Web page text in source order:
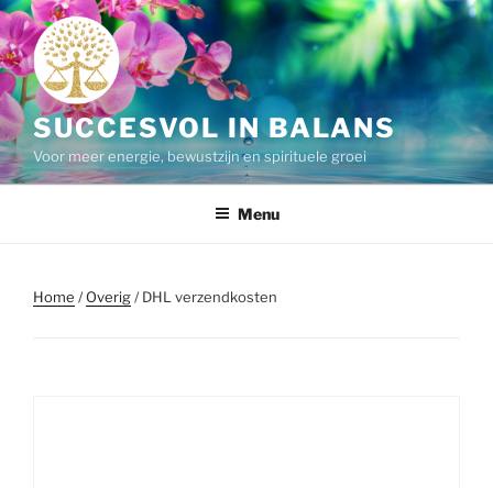
Ga
naar
de
inhoud
SUCCESVOL IN BALANS
Voor meer energie, bewustzijn en spirituele groei
Menu
Home /Overig/ DHL verzendkosten